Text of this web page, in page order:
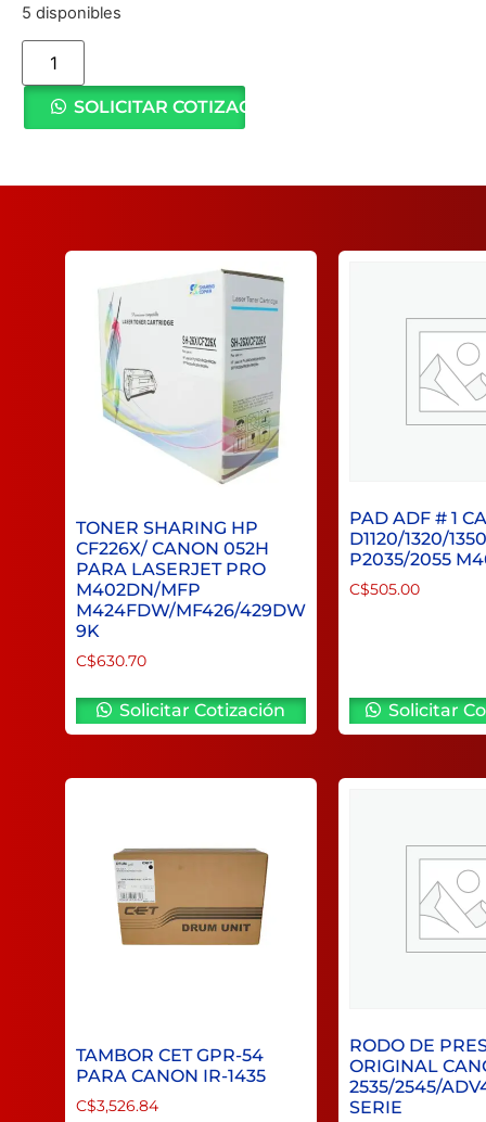
5 disponibles
SOLICITAR COTIZACIÓN
TONER SHARING HP
CF226X/ CANON 052H
PARA LASERJET PRO
M402DN/MFP
M424FDW/MF426/429DW
9K
C$630.70
Solicitar Cotización
PAD ADF # 1
D1120/1320/
P2035/2055
C$505.00
Solicitar
TAMBOR CET GPR-54
PARA CANON IR-1435
C$3,526.84
RODO DE
ORIGINAL
2535/2545/
SERIE